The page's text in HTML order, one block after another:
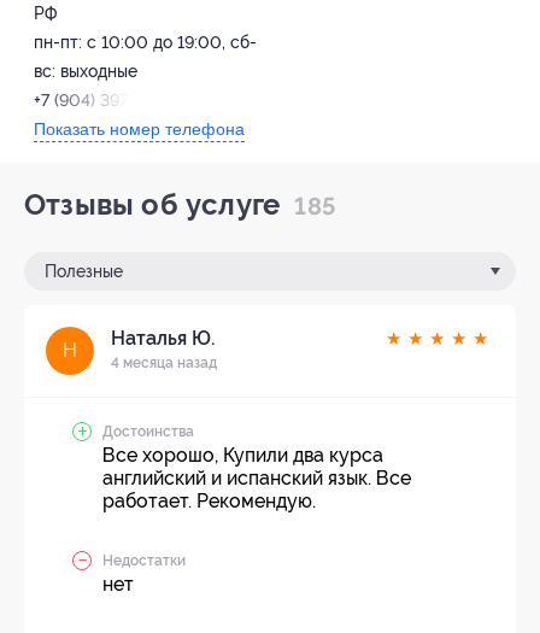
РФ
пн-пт: с 10:00 до 19:00, сб-
вс: выходные
+7 (904) 397-22-23
Показать номер телефона
Отзывы об услуге 185
Полезные
Н
Наталья Ю.
4 месяца назад
★ ★ ★ ★ ★
Достоинства
Все хорошо, Купили два курса
английский и испанский язык. Все
работает. Рекомендую.
Недостатки
нет